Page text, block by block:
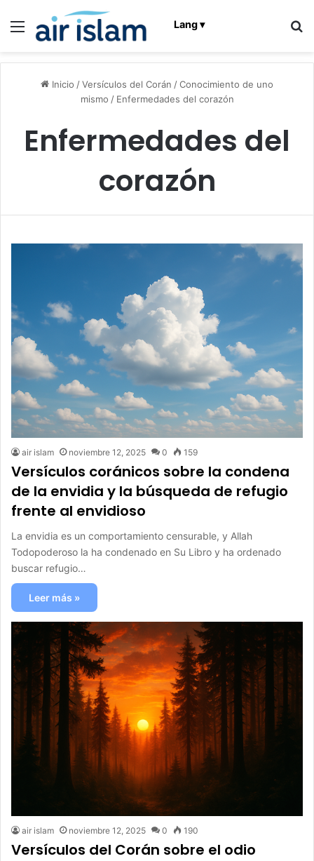
Menú Lang ▾
Inicio /Versículos del Corán /Conocimiento de uno
mismo / Enfermedades del corazón
Enfermedades del
corazón
air islam noviembre 12, 2025 0 159
Versículos coránicos sobre la condena
de la envidia y la búsqueda de refugio
frente al envidioso
La envidia es un comportamiento censurable, y Allah
Todopoderoso la ha condenado en Su Libro y ha ordenado
buscar refugio…
Leer más »
air islam noviembre 12, 2025 0 190
Versículos del Corán sobre el odio